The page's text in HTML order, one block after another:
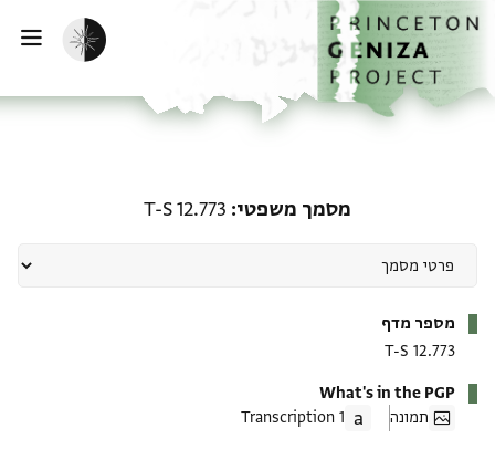
לתוכןהבית
הפעלת מצב כהה
מסמך משפטי T-S 12.773
מספר מדף
T-S 12.773
What's in the PGP
תמונה
1 Transcription